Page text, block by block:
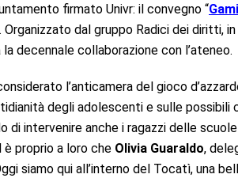
firmato Univr: il convegno “
dal gruppo Radici dei diritti,
decennale collaborazione con l’ateneo.
l’anticamera del gioco
degli adolescenti e sulle possibili
di intervenire anche i ragazzi delle
proprio a loro che Olivia Guaraldo,
siamo qui all’interno del Tocatì, una